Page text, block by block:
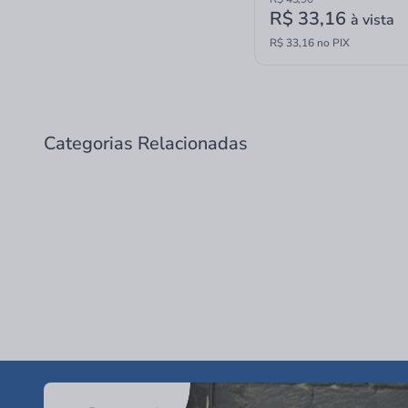
R$ 33,16 à vista
R$ 33,16 no PIX
Categorias Relacionadas